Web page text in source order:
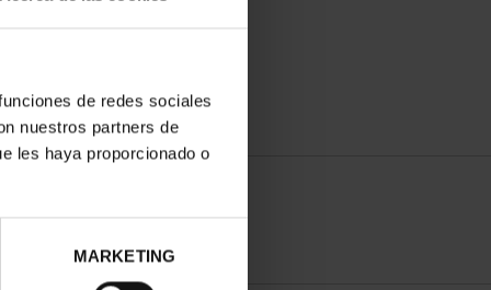
de redes sociales
nuestros partners de
les haya proporcionado o
MARKETING